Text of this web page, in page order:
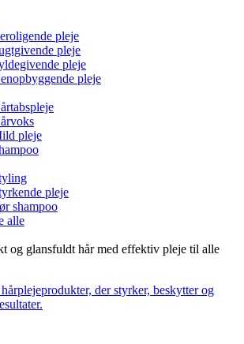
pleje
pleje
pleje
pleje
pleje
pleje
shampoo
alle
og glansfuldt hår med effektiv pleje til alle
der styrker, beskytter og